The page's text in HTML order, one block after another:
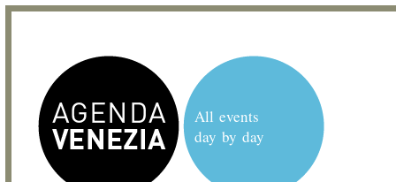
All events
day by day